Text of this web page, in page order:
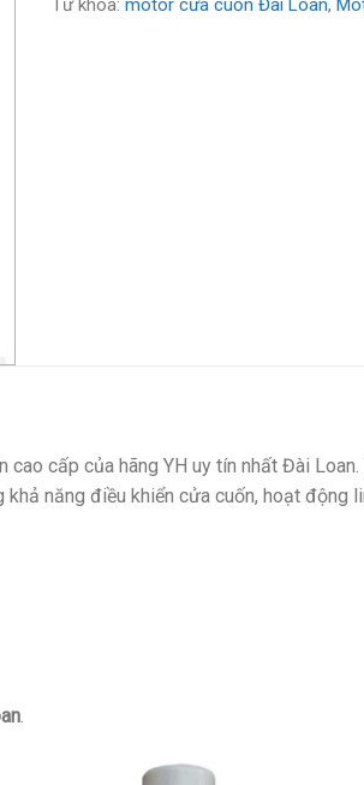
Từ khóa: motor cửa cuốn Đài Loan,
cấp của hãng YH uy tín nhất Đài
năng điều khiển cửa cuốn, hoạt động
.